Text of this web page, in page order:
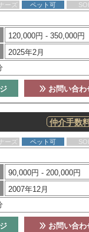
ーズ ペット可
120,000円 - 350,000円
2025年2月
お問い合わ
仲介手数
ーズ ペット可
90,000円 - 200,000円
2007年12月
お問い合わ